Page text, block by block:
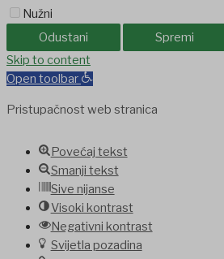
Nužni
Odustani
Spremi
jojobetCasinolevant
Skip to content
Open toolbar
Pristupačnost web stranica
Povećaj tekst
Smanji tekst
Sive nijanse
Visoki kontrast
Negativni kontrast
Svijetla pozadina